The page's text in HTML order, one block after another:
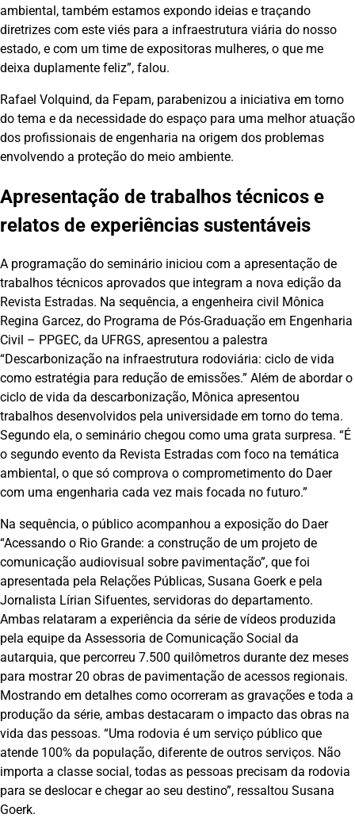
ambiental, também estamos expondo ideias e traçando
diretrizes com este viés para a infraestrutura viária do nosso
estado, e com um time de expositoras mulheres, o que me
deixa duplamente feliz”, falou.
Rafael Volquind, da Fepam, parabenizou a iniciativa em torno
do tema e da necessidade do espaço para uma melhor atuação
dos profissionais de engenharia na origem dos problemas
envolvendo a proteção do meio ambiente.
Apresentação de trabalhos técnicos e
relatos de experiências sustentáveis
A programação do seminário iniciou com a apresentação de
trabalhos técnicos aprovados que integram a nova edição da
Revista Estradas. Na sequência, a engenheira civil Mônica
Regina Garcez, do Programa de Pós-Graduação em Engenharia
Civil – PPGEC, da UFRGS, apresentou a palestra
“Descarbonização na infraestrutura rodoviária: ciclo de vida
como estratégia para redução de emissões.” Além de abordar o
ciclo de vida da descarbonização, Mônica apresentou
trabalhos desenvolvidos pela universidade em torno do tema.
Segundo ela, o seminário chegou como uma grata surpresa. “É
o segundo evento da Revista Estradas com foco na temática
ambiental, o que só comprova o comprometimento do Daer
com uma engenharia cada vez mais focada no futuro.”
Na sequência, o público acompanhou a exposição do Daer
“Acessando o Rio Grande: a construção de um projeto de
comunicação audiovisual sobre pavimentação”, que foi
apresentada pela Relações Públicas, Susana Goerk e pela
Jornalista Lírian Sifuentes, servidoras do departamento.
Ambas relataram a experiência da série de vídeos produzida
pela equipe da Assessoria de Comunicação Social da
autarquia, que percorreu 7.500 quilômetros durante dez meses
para mostrar 20 obras de pavimentação de acessos regionais.
Mostrando em detalhes como ocorreram as gravações e toda a
produção da série, ambas destacaram o impacto das obras na
vida das pessoas. “Uma rodovia é um serviço público que
atende 100% da população, diferente de outros serviços. Não
importa a classe social, todas as pessoas precisam da rodovia
para se deslocar e chegar ao seu destino”, ressaltou Susana
Goerk.